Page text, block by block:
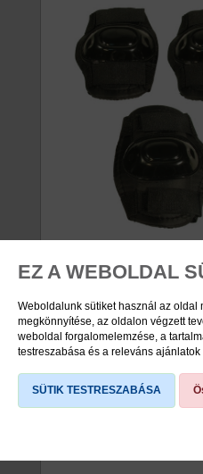
EZ A WEBOLDAL
Weboldalunk sütiket használ az oldal
megkönnyítése, az oldalon végzett
weboldal forgalomelemzése, a
testreszabása és a releváns
SÜTIK TESTRESZABÁSA
TÉRD KÖNYÖK
viddabringát ár: 4.490
raktáron